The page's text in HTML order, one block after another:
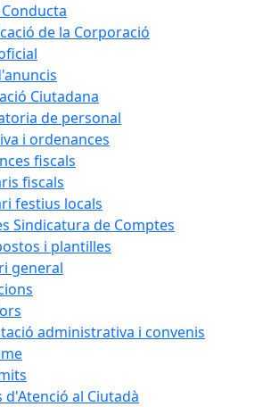
de la Corporació
Ciutadana
de personal
i ordenances
fiscals
fiscals
festius locals
Sindicatura de Comptes
i plantilles
general
administrativa i convenis
d'Atenció al Ciutadà